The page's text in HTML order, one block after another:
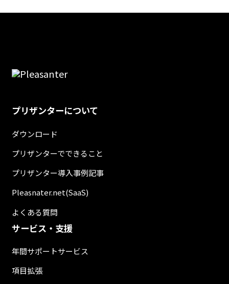
プリザンターについて
ダウンロード
プリザンターでできること
プリザンター導入事例記事
Pleasnater.net(SaaS)
よくある質問
サービス・支援
年間サポートサービス
項目拡張